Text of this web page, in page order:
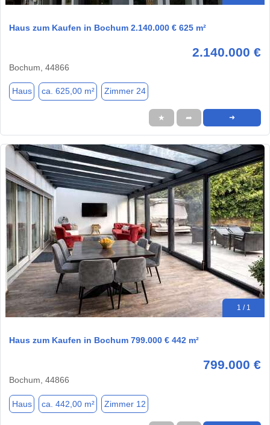
Haus zum Kaufen in Bochum 2.140.000 € 625 m²
2.140.000 €
Bochum, 44866
Haus ca. 625,00 m² Zimmer 24
★ ➦ ➜
1 / 1
Haus zum Kaufen in Bochum 799.000 € 442 m²
799.000 €
Bochum, 44866
Haus ca. 442,00 m² Zimmer 12